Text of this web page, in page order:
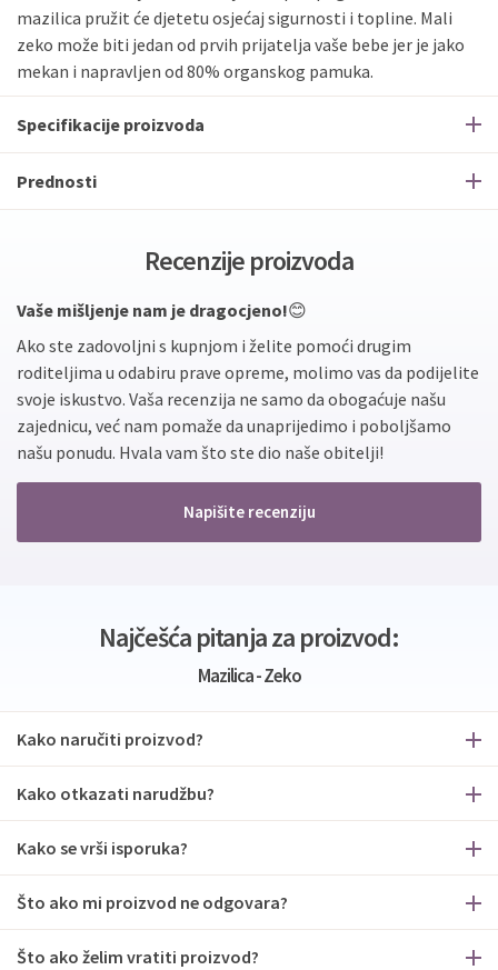
mazilica pružit će djetetu osjećaj sigurnosti i topline. Mali
zeko može biti jedan od prvih prijatelja vaše bebe jer je jako
mekan i napravljen od 80% organskog pamuka.
Specifikacije proizvoda
Prednosti
Recenzije proizvoda
Vaše mišljenje nam je dragocjeno!😊
Ako ste zadovoljni s kupnjom i želite pomoći drugim
roditeljima u odabiru prave opreme, molimo vas da podijelite
svoje iskustvo. Vaša recenzija ne samo da obogaćuje našu
zajednicu, već nam pomaže da unaprijedimo i poboljšamo
našu ponudu. Hvala vam što ste dio naše obitelji!
Napišite recenziju
Najčešća pitanja za proizvod:
Mazilica - Zeko
Kako naručiti proizvod?
Kako otkazati narudžbu?
Kako se vrši isporuka?
Što ako mi proizvod ne odgovara?
Što ako želim vratiti proizvod?